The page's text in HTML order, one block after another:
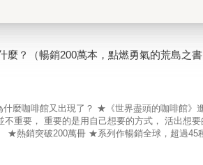
？（暢銷200萬本，點燃勇氣的荒島之書
階思考版★ 【繁中獨家珍藏】作者手寫印簽
看似成功的女子，對他尖銳地發出質疑： 「我拚命生活，為何仍